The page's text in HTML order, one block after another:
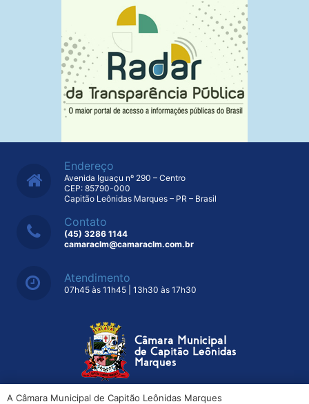
Endereço
Avenida Iguaçu nº 290 – Centro
CEP: 85790-000
Capitão Leônidas Marques – PR – Brasil
Contato
(45) 3286 1144
camaraclm@camaraclm.com.br
Atendimento
07h45 às 11h45 | 13h30 às 17h30
A Câmara Municipal de Capitão Leônidas Marques